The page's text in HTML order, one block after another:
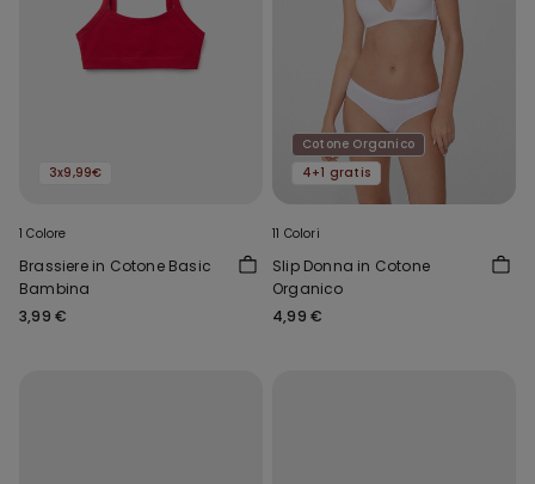
3x9,99€
1 Colore
Brassiere in Cotone Basic
Bambina
3,99 €
Cotone Organico
4+1 gratis
11 Colori
Slip Donna in Cotone
Organico
4,99 €